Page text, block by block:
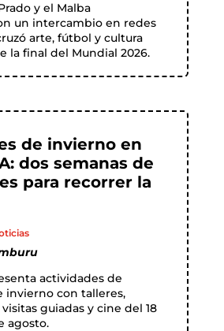
y el Malba
un intercambio en redes
arte, fútbol y cultura
la final del Mundial 2026.
de invierno en
dos semanas de
para recorrer la
actividades de
invierno con talleres,
guiadas y cine del 18
agosto.